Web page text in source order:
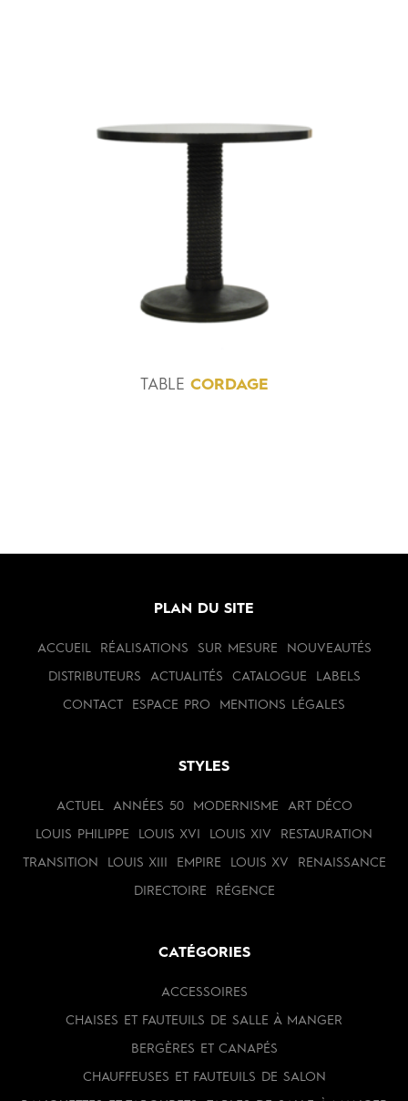
TABLE CORDAGE
PLAN DU SITE
ACCUEIL RÉALISATIONS SUR MESURE NOUVEAUTÉS
DISTRIBUTEURS ACTUALITÉS CATALOGUE LABELS
CONTACT ESPACE PRO MENTIONS LÉGALES
STYLES
ACTUEL ANNÉES 50 MODERNISME ART DÉCO
LOUIS PHILIPPE LOUIS XVI LOUIS XIV RESTAURATION
TRANSITION LOUIS XIII EMPIRE LOUIS XV RENAISSANCE
DIRECTOIRE RÉGENCE
CATÉGORIES
ACCESSOIRES
CHAISES ET FAUTEUILS DE SALLE À MANGER
BERGÈRES ET CANAPÉS
CHAUFFEUSES ET FAUTEUILS DE SALON